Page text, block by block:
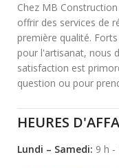
Chez MB
offrir des services de
première qualité.
pour l'artisanat, nous
satisfaction est
question ou pour
HEURES
Lundi – Samedi: 9 h -